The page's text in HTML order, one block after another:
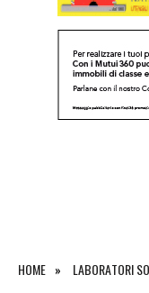
HOME LABORATORI